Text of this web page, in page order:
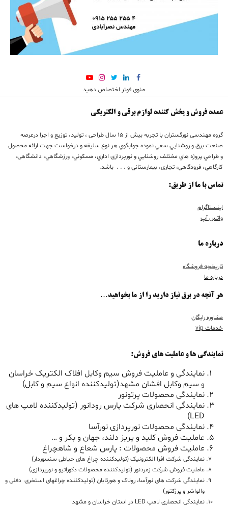
منوی فوتر اختصاص دهید
عمده فروش و پخش کننده لوازم برقی و الکتریکی
گروه مهندسی نورگستران با تجربه بيش از 15 سال طراحی ، تولید، توزیع و اجرا درعرصه
صنعت برق و روشنايي سعي نموده جوابگوي هر نوع سليقه و درخواست جهت ارائه محصول
و طراحي پروژه هاي مختلف روشنايي و نورپردازی اداري، مسكوني، ورزشگاهي، دانشگاهی،
كارگاهي، فرودگاهي، تجاری، بيمارستاني و . . . باشد.
تماس با ما از طریق:
اینستاگرام
واتس آپ
درباره ما
تاریخچه فروشگاه
درباره ما
هر آنچه در برق نیاز دارید را از ما بخواهید…
مشاوره رایگان
خدمات vip
نمایندگی ها و عاملیت های فروش:
نمایندگی و عاملیت فروش سیم وکابل افلاک الکتریک خراسان
و سیم وکابل افشان مشهد(تولیدکننده انواع سیم و کابل)
نمایندگی محصولات پرتونور
نمایندگی انحصاری شرکت پارس رودانور (تولیدکننده لامپ های
LED)
نمایندگی محصولات نورپردازی نورآسا
عاملیت فروش کلید و پریز دلند، جهان و بکر و …
عاملیت فروش محصولات : پارس شعاع و شاهچراغ
نمایندگی شرکت افرا الکترونیک (تولیدکننده چراغ های حیاطی سنسوردار)
عاملیت فروش شرکت زمردنور (تولیدکننده محصولات دکوراتیو و نورپردازی)
نمایندگی شرکت های نورآسا، روناک و هورتابان (تولیدکننده چراغهای استخری دفنی و
والواشر و پرژکتور)
نمایندگی انحصاری لامپ LED در استان خراسان و مشهد